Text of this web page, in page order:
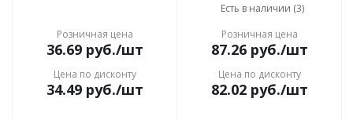
Розничная цена
36.69руб./шт
Цена по дисконту
34.49руб./шт
Есть в наличии (3)
Розничная цена
87.26руб./шт
Цена по дисконту
82.02руб./шт